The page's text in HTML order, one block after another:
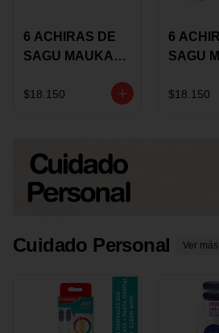
6 ACHIRAS DE
SAGU MAUKA
$18.150
6
SAGU
GRS
$18.150
Cuidado Personal Ver más